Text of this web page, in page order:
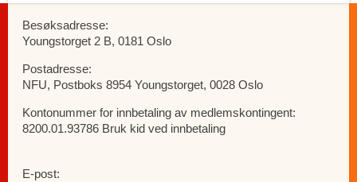
Besøksadresse:
Youngstorget 2 B, 0181 Oslo
Postadresse:
NFU, Postboks 8954 Youngstorget, 0028 Oslo
Kontonummer for innbetaling av medlemskontingent:
8200.01.93786 Bruk kid ved innbetaling
E-post: